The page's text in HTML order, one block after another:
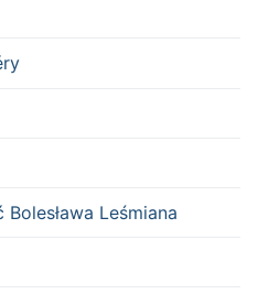
Leśmiana